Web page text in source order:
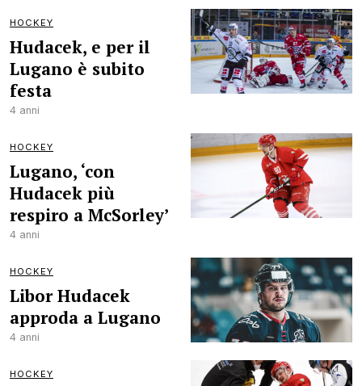
HOCKEY
Hudacek, e per il
Lugano è subito
festa
4 anni
HOCKEY
Lugano, ‘con
Hudacek più
respiro a McSorley’
4 anni
HOCKEY
Libor Hudacek
approda a Lugano
4 anni
HOCKEY